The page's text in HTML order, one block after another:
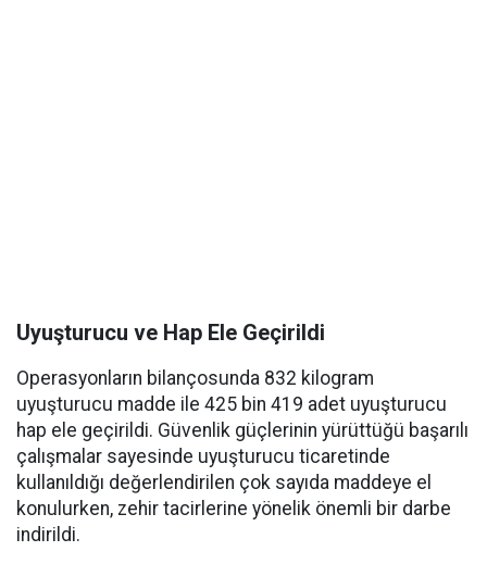
Uyuşturucu ve Hap Ele Geçirildi
Operasyonların bilançosunda 832 kilogram
uyuşturucu madde ile 425 bin 419 adet uyuşturucu
hap ele geçirildi. Güvenlik güçlerinin yürüttüğü başarılı
çalışmalar sayesinde uyuşturucu ticaretinde
kullanıldığı değerlendirilen çok sayıda maddeye el
konulurken, zehir tacirlerine yönelik önemli bir darbe
indirildi.